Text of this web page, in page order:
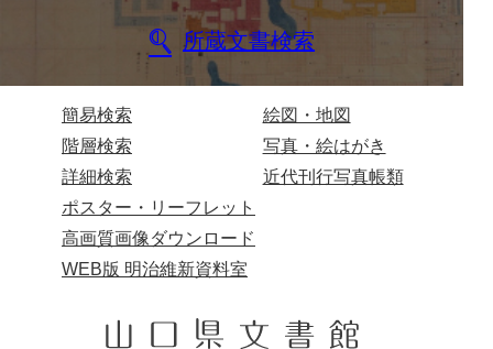
所蔵文書検索
簡易検索
階層検索
詳細検索
絵図・地図
写真・絵はがき
近代刊行写真帳類
ポスター・リーフレット
高画質画像ダウンロード
WEB版 明治維新資料室